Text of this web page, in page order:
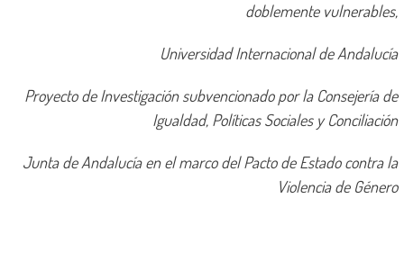
doblemente vulnerables,
Universidad Internacional de Andalucía
Proyecto de Investigación subvencionado por la Consejería de
Igualdad, Políticas Sociales y Conciliación
Junta de Andalucíaen el marco del Pacto de Estado contra la
Violencia de Género